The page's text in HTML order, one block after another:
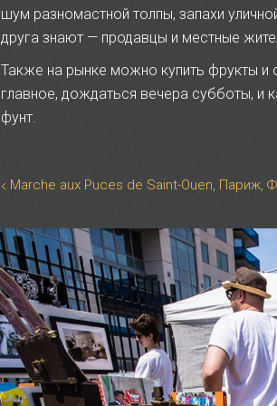
шум разномастной толпы, запахи
друга знают — продавцы и местные
Также на рынке можно купить фрукты
главное, дождаться вечера субботы, и
фунт.
Marche aux Puces de Saint-Ouen, Париж,